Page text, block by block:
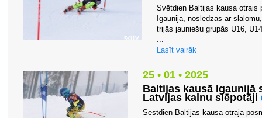
Svētdien Baltijas kausa otrais
Igaunijā, noslēdzās ar
trijās jauniešu grupās U16,
...
Lasīt vairāk
25 • 01 • 2025
Baltijas kausā Igaunijā
Latvijas kalnu slēpotāji
Sestdien Baltijas kausa otrajā